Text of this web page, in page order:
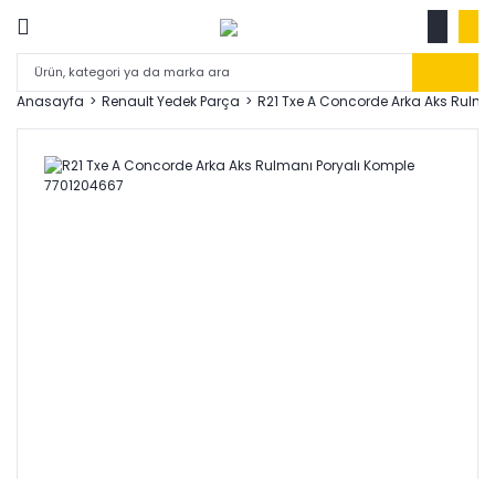
Anasayfa Renault Yedek Parça R21 Txe A Concorde Arka Aks